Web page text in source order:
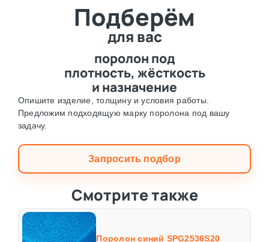
Подберём
для вас
поролон под
плотность, жёсткость
и назначение
Опишите изделие, толщину и условия работы.
Предложим подходящую марку поролона под вашу
задачу.
Запросить подбор
Смотрите также
Поролон синий SPG2536S20